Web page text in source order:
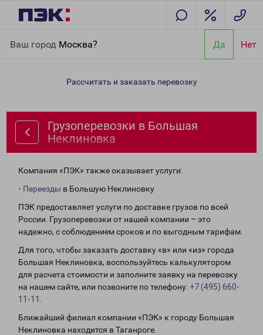
Ваш город Москва? Да Нет
Неклиновка
Рассчитать и заказать перевозку
Грузоперевозки в Большая
Неклиновка
Компания «ПЭК» также оказывает услуги:
- Переезды в Большую Неклиновку
ПЭК предоставляет услуги по доставке грузов по всей
России. Грузоперевозки от нашей компании – это
надежно, с соблюдением сроков и по выгодным тарифам.
Для того, чтобы заказать доставку «в» или «из» города
Большая Неклиновка, воспользуйтесь калькулятором
для расчета стоимости и заполните заявку на перевозку
на нашем сайте, или позвоните по телефону: +7 (495) 660-
11-11
Ближайший филиал компании «ПЭК» к городу Большая
Неклиновка находится в Таганроге.